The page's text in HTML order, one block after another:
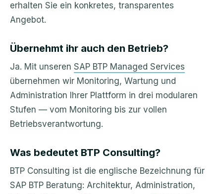
erhalten Sie ein konkretes, transparentes
Angebot.
Übernehmt ihr auch den Betrieb?
Ja. Mit unseren SAP BTP Managed Services
übernehmen wir Monitoring, Wartung und
Administration Ihrer Plattform in drei modularen
Stufen — vom Monitoring bis zur vollen
Betriebsverantwortung.
Was bedeutet BTP Consulting?
BTP Consulting ist die englische Bezeichnung für
SAP BTP Beratung: Architektur, Administration,